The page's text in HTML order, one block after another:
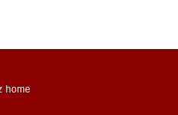
home